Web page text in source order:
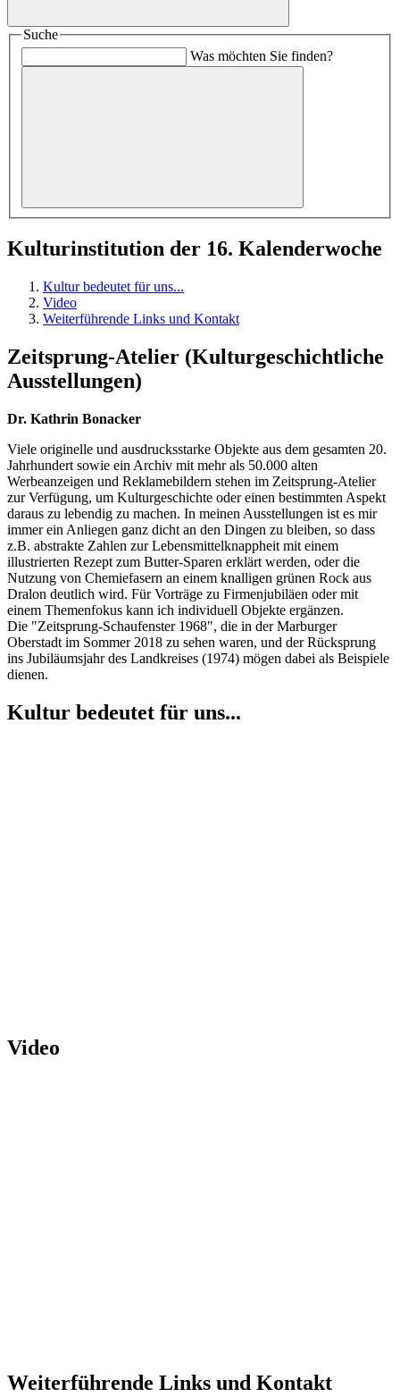
Suche
Was möchten Sie finden?
Kulturinstitution der 16. Kalenderwoche
Kultur bedeutet für uns...
Video
Weiterführende Links und Kontakt
Zeitsprung-Atelier (Kulturgeschichtliche
Ausstellungen)
Dr. Kathrin Bonacker
Viele originelle und ausdrucksstarke Objekte aus dem gesamten 20.
Jahrhundert sowie ein Archiv mit mehr als 50.000 alten
Werbeanzeigen und Reklamebildern stehen im Zeitsprung-Atelier
zur Verfügung, um Kulturgeschichte oder einen bestimmten Aspekt
daraus zu lebendig zu machen. In meinen Ausstellungen ist es mir
immer ein Anliegen ganz dicht an den Dingen zu bleiben, so dass
z.B. abstrakte Zahlen zur Lebensmittelknappheit mit einem
illustrierten Rezept zum Butter-Sparen erklärt werden, oder die
Nutzung von Chemiefasern an einem knalligen grünen Rock aus
Dralon deutlich wird. Für Vorträge zu Firmenjubiläen oder mit
einem Themenfokus kann ich individuell Objekte ergänzen.
Die "Zeitsprung-Schaufenster 1968", die in der Marburger
Oberstadt im Sommer 2018 zu sehen waren, und der Rücksprung
ins Jubiläumsjahr des Landkreises (1974) mögen dabei als Beispiele
dienen.
Kultur bedeutet für uns...
Video
Weiterführende Links und Kontakt